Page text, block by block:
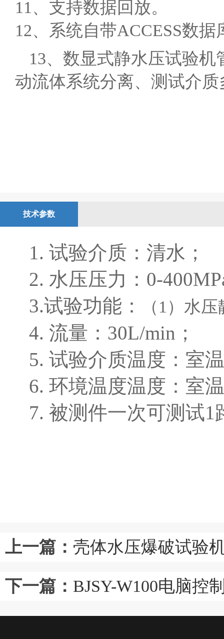
11、支持数据回放。
12、系统自带ACCESS数
13、数显式静水压试验
动流体系统分离、测试介
技术参数
1. 试验介质：清水；
2. 水压压力：0-
3.试验功能：
（1） 水压
4. 流量：30L/min；
5. 试验介质温度：室
6. 环境温度温度：室
7. 被测件一次可测试
上一篇： 壳体水压爆破试验
下一篇： BJSY-W100电脑控